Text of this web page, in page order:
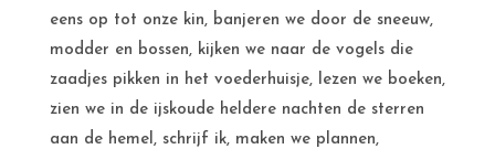
eens op tot onze kin, banjeren we door de sneeuw,
modder en bossen, kijken we naar de vogels die
zaadjes pikken in het voederhuisje, lezen we boeken,
zien we in de ijskoude heldere nachten de sterren
aan de hemel, schrijf ik, maken we plannen,